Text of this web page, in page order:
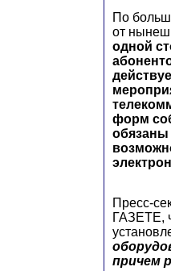
По
от
одной
форм
обязаны
Пресс-
ГАЗЕТЕ,
причем